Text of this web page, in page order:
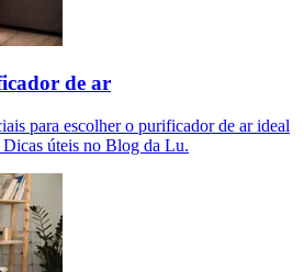
de ar​
para escolher o purificador de ar ideal
Dicas úteis no Blog da Lu.